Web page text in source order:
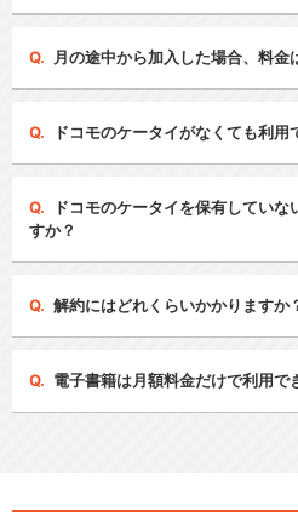
月の途中から加入した場合、料金
ドコモのケータイがなくても利用
ドコモのケータイを保有してい
すか？
解約にはどれくらいかかりますか
電子書籍は月額料金だけで利用で